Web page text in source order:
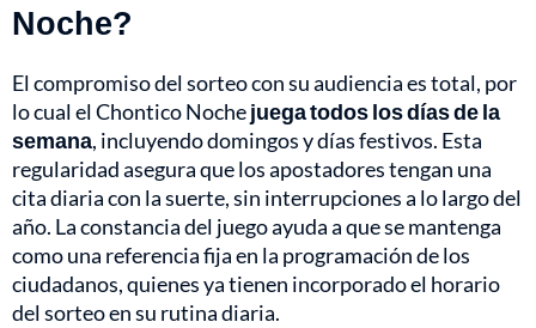
Noche?
El compromiso del sorteo con su audiencia es total, por
lo cual el Chontico Nochejuega todos los días de la
semana, incluyendo domingos y días festivos. Esta
regularidad asegura que los apostadores tengan una
cita diaria con la suerte, sin interrupciones a lo largo del
año. La constancia del juego ayuda a que se mantenga
como una referencia fija en la programación de los
ciudadanos, quienes ya tienen incorporado el horario
del sorteo en su rutina diaria.